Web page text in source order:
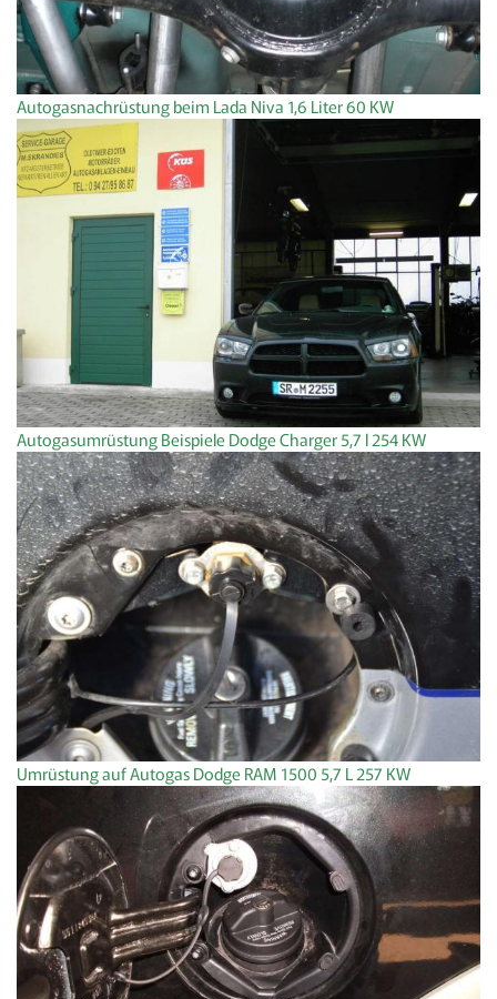
Autogasnachrüstung beim Lada Niva 1,6 Liter 60 KW
Autogasumrüstung Beispiele Dodge Charger 5,7 l 254 KW
Umrüstung auf Autogas Dodge RAM 1500 5,7 L 257 KW